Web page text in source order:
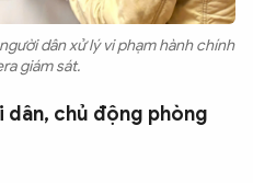
dân xử lý vi phạm hành chính
giám sát.
chủ động phòng